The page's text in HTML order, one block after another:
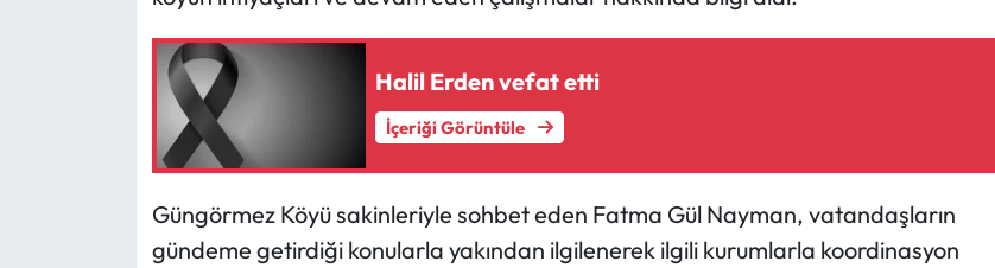
Halil Erden vefat etti
İçeriği Görüntüle
Güngörmez Köyü sakinleriyle sohbet eden Fatma Gül Nayman, vatandaşların
gündeme getirdiği konularla yakından ilgilenerek ilgili kurumlarla koordinasyon
Mecitözü Haberleri
Oğuzlar Haberleri
Ortaköy Haberleri
Osmancık Haberleri